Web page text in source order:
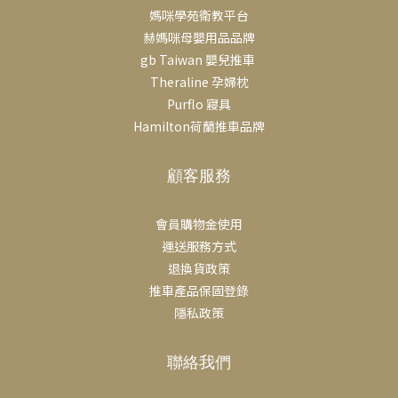
媽咪學苑衛教平台
赫媽咪母嬰用品品牌
gb Taiwan 嬰兒推車
Theraline 孕婦枕
Purflo 寢具
Hamilton荷蘭推車品牌
顧客服務
會員購物金使用
運送服務方式
退換貨政策
推車產品保固登錄
隱私政策
聯絡我們